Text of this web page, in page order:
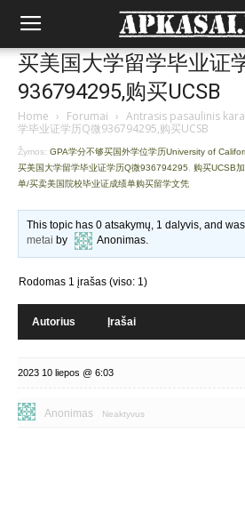
买美国大学留学毕业证
936794295,购买UCSB
Home › Forumai › Antrasis pasaulinis
学毕业证学历Q微936794295,购买UCSB
Žymos: GPA学分不够买国外学位学历University of
买美国大学留学毕业证学历Q微936794295
购买UCSB
单/买卖美国院校毕业证成绩单购买留学文凭
This topic has 0 atsakymų, 1 dalyvis, and
metai by Anonimas.
Rodomas 1 įrašas (viso: 1)
Autorius Įrašai
2023 10 liepos @ 6:03
Anonimas Neaktyvus